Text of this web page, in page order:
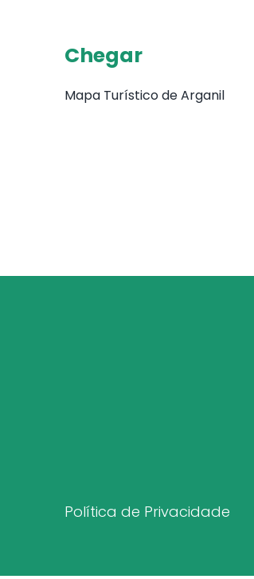
Chegar
Mapa Turístico de Arganil
Política de Privacidade